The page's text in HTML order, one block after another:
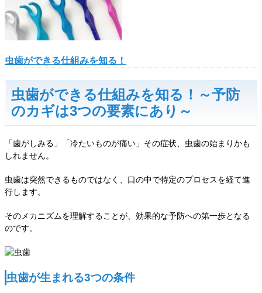
虫歯ができる仕組みを知る！
虫歯ができる仕組みを知る！～予防
のカギは3つの要素にあり～
「歯がしみる」「冷たいものが痛い」その症状、虫歯の始まりかも
しれません。
虫歯は突然できるものではなく、口の中で特定のプロセスを経て進
行します。
そのメカニズムを理解することが、効果的な予防への第一歩となる
のです。
虫歯が生まれる3つの条件